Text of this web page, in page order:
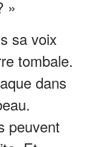
»
sa voix
tombale.
dans
peuvent